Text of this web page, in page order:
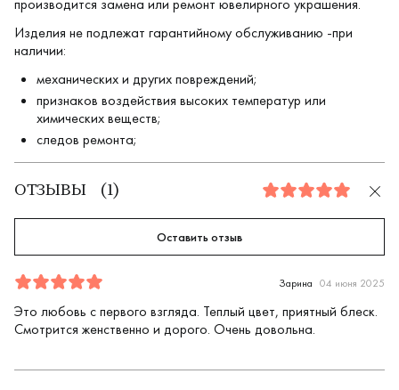
производится замена или ремонт ювелирного украшения.
Изделия не подлежат гарантийному обслуживанию -при
наличии:
механических и других повреждений;
признаков воздействия высоких температур или
химических веществ;
следов ремонта;
ОТЗЫВЫ ( 1) 5.0
Оставить отзыв
Отзыв
1
5.0
5 Зарина 04 июня 2025
Это любовь с первого взгляда. Теплый цвет, приятный блеск.
Смотрится женственно и дорого. Очень довольна.